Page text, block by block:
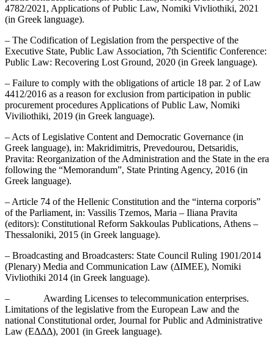
4782/2021, Applications of Public Law, Nomiki Vivliothiki, 2021
(in Greek language).
– The Codification of Legislation from the perspective of the
Executive State, Public Law Association, 7th Scientific Conference:
Public Law: Recovering Lost Ground, 2020 (in Greek language).
– Failure to comply with the obligations of article 18 par. 2 of Law
4412/2016 as a reason for exclusion from participation in public
procurement procedures Applications of Public Law, Nomiki
Viviliothiki, 2019 (in Greek language).
– Acts of Legislative Content and Democratic Governance (in
Greek language), in: Makridimitris, Prevedourou, Detsaridis,
Pravita: Reorganization of the Administration and the State in the era
following the “Memorandum”, State Printing Agency, 2016 (in
Greek language).
– Article 74 of the Hellenic Constitution and the “interna corporis”
of the Parliament, in: Vassilis Tzemos, Maria – Iliana Pravita
(editors): Constitutional Reform Sakkoulas Publications, Athens –
Thessaloniki, 2015 (in Greek language).
– Broadcasting and Broadcasters: State Council Ruling 1901/2014
(Plenary) Media and Communication Law (ΔΙΜΕΕ), Nomiki
Vivliothiki 2014 (in Greek language).
– Awarding Licenses to telecommunication enterprises.
Limitations of the legislative from the European Law and the
national Constitutional order, Journal for Public and Administrative
Law (ΕΔΔΔ), 2001 (in Greek language).